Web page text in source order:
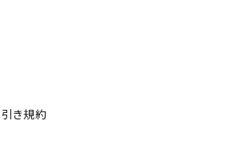
き規約